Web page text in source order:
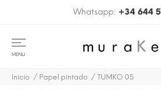
Whatsapp: +34 644
MENU
Inicio Papel pintado TUMKO 05